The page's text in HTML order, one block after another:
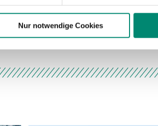
Nur notwendige Cookies